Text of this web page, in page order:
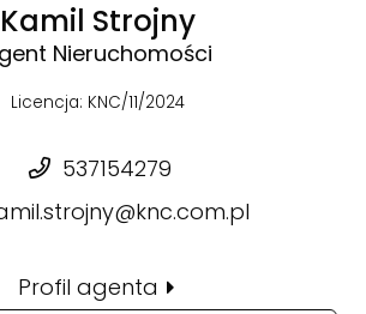
Kamil Strojny
Nieruchomości
Licencja: KNC/11/2024
537154279
Profil agenta